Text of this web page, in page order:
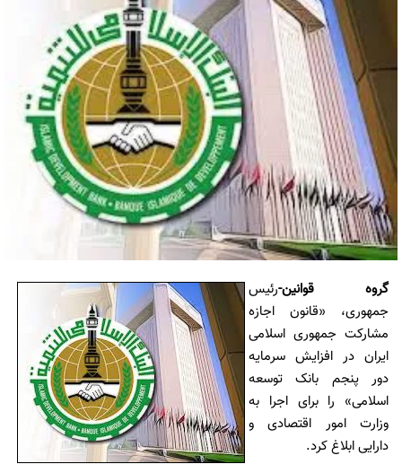
گروه قوانین-رئیس
جمهوری، «قانون اجازه
مشارکت جمهوری اسلامی
ایران در افزایش سرمایه
دور پنجم بانک توسعه
اسلامی» را برای اجرا به
وزارت امور اقتصادی و
دارایی ابلاغ کرد.